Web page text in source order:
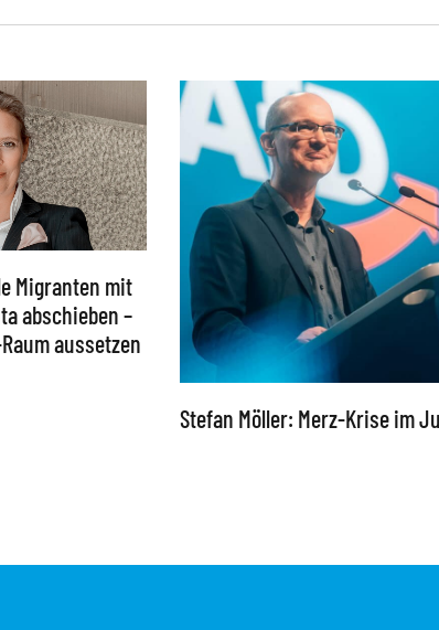
Migranten mit
abschieben –
aussetzen
Stefan Möller: Merz-Krise im